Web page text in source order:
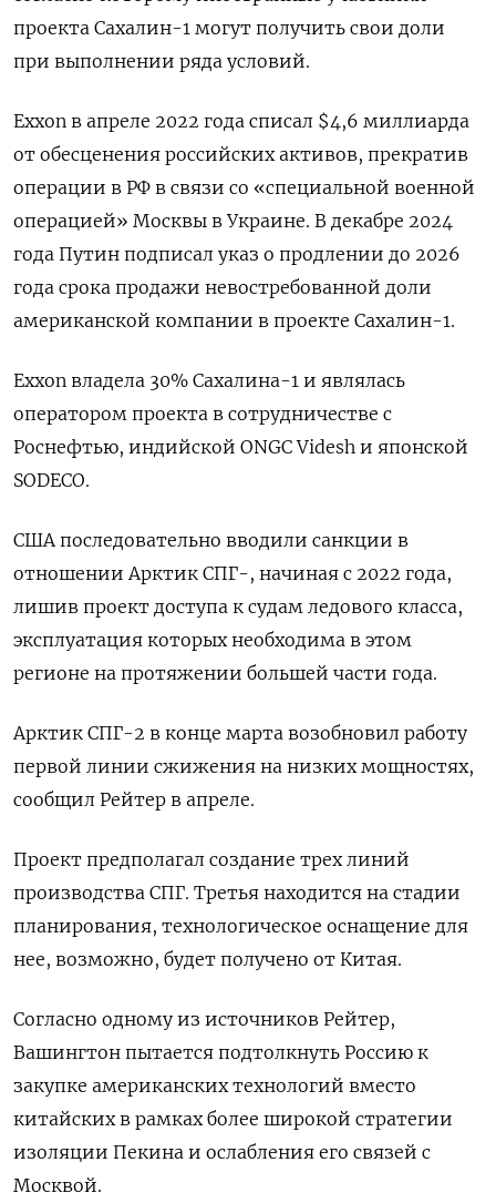
проекта Сахалин-1 могут получить свои доли
при выполнении ряда условий.
Exxon в апреле 2022 года списал $4,6 миллиарда
от обесценения российских активов, прекратив
операции в РФ в связи со «специальной военной
операцией» Москвы в Украине. В декабре 2024
года Путин подписал указ о продлении до 2026
года срока продажи невостребованной доли
американской компании в проекте Сахалин-1.
Exxon владела 30% Сахалина-1 и являлась
оператором проекта в сотрудничестве с
Роснефтью, индийской ONGC Videsh и японской
SODECO.
США последовательно вводили санкции в
отношении Арктик СПГ-, начиная с 2022 года,
лишив проект доступа к судам ледового класса,
эксплуатация которых необходима в этом
регионе на протяжении большей части года.
Арктик СПГ-2 в конце марта возобновил работу
первой линии сжижения на низких мощностях,
сообщил Рейтер в апреле.
Проект предполагал создание трех линий
производства СПГ. Третья находится на стадии
планирования, технологическое оснащение для
нее, возможно, будет получено от Китая.
Согласно одному из источников Рейтер,
Вашингтон пытается подтолкнуть Россию к
закупке американских технологий вместо
китайских в рамках более широкой стратегии
изоляции Пекина и ослабления его связей с
Москвой.